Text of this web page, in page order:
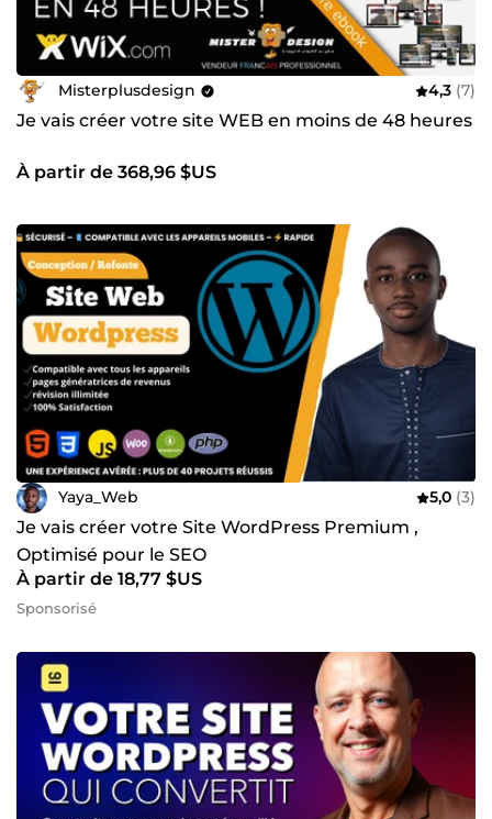
Misterplusdesign 4,3 (7)
Je vais créer votre site WEB en moins de 48 heures
À partir de 368,96 $US
Yaya_Web 5,0 (3)
Je vais créer votre Site WordPress Premium ,
Optimisé pour le SEO
À partir de 18,77 $US
Sponsorisé